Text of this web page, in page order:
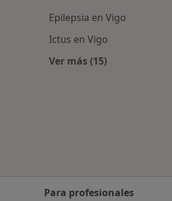
Epilepsia en Vigo
Ictus en Vigo
Ver más (15)
Para profesionales